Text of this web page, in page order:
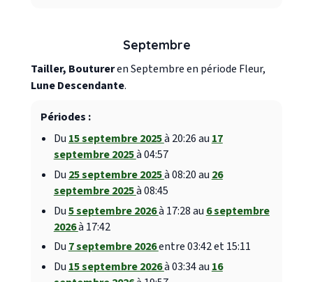
Septembre
Tailler, Boutureren Septembre en période Fleur,
Lune Descendante.
Périodes :
Du 15 septembre 2025à 20:26 au 17
septembre 2025à 04:57
Du 25 septembre 2025à 08:20 au 26
septembre 2025à 08:45
Du5 septembre 2026à 17:28 au 6 septembre
2026à 17:42
Du 7 septembre 2026entre 03:42 et 15:11
Du 15 septembre 2026à 03:34 au 16